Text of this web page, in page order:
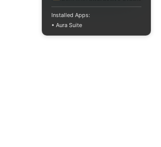
Installed Apps:
• Aura Suite